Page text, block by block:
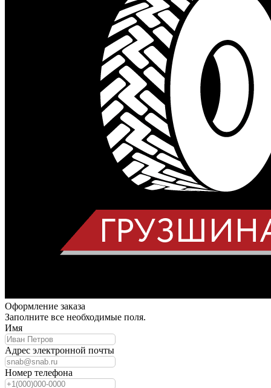
Оформление заказа
Заполните все необходимые поля.
Имя
Адрес электронной почты
Номер телефона